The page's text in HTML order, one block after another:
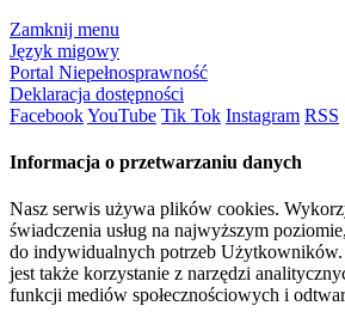
Zamknij menu
Język migowy
Portal Niepełnosprawność
Deklaracja dostępności
FacebookYouTube Tik Tok Instagram RSS
Informacja o przetwarzaniu danych
Nasz serwis używa plików cookies.
świadczenia usług na najwyższym
do indywidualnych potrzeb
jest także korzystanie z narzędzi
funkcji mediów społecznościowych i